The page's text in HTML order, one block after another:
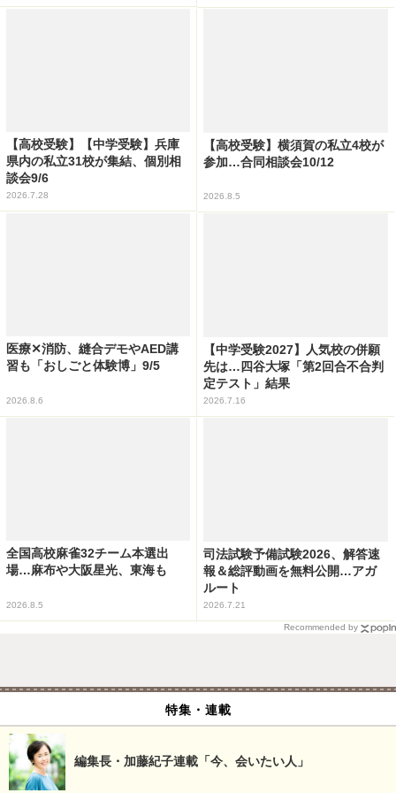
【高校受験】【中学受験】兵庫
県内の私立31校が集結、個別相
談会9/6
2026.7.28
【高校受験】横須賀の私立4校が
参加…合同相談会10/12
2026.8.5
医療✕消防、縫合デモやAED講
習も「おしごと体験博」9/5
2026.8.6
【中学受験2027】人気校の併願
先は…四谷大塚「第2回合不合判
定テスト」結果
2026.7.16
全国高校麻雀32チーム本選出
場…麻布や大阪星光、東海も
2026.8.5
司法試験予備試験2026、解答速
報＆総評動画を無料公開…アガ
ルート
2026.7.21
Recommended by
特集・連載
編集長・加藤紀子連載「今、会いたい人」